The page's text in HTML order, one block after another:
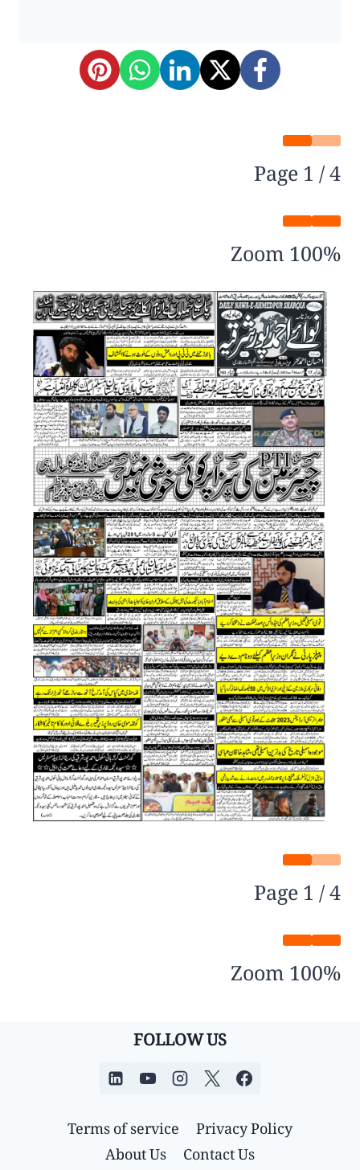
Page1/4
Zoom100%
Page1/4
Zoom100%
FOLLOW US
Privacy Policy
Terms of service
Contact Us
About Us